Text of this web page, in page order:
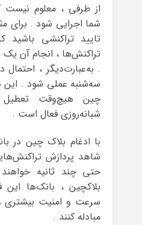
از طرفی ، معلوم
شما اجرایی شود . برای
تایید تراکنشی
تراکنش‌ها ، انجام آن
. به‌عبارت‌دیگر ، احتمال
سه‌شنبه عملی شود .
چین هیچ‌وقت
شبانه‌روزی فعال است .
با ادغام بلاک چین در
شاهد پردازش
حتی چند ثانیه
بلاکچین ، بانک‌ها
سرعت و امنیت بیشتری
مبادله کنند .